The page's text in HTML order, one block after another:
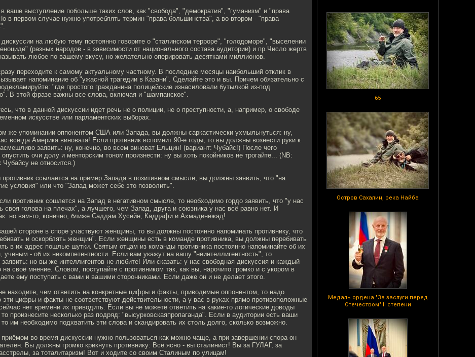
65
Остров Сахалин, река Найба
Медаль ордена "За заслуги перед
Отечеством" II степени
в ваше выступление побольше таких слов, как "свобода", "демократия", "гуманизм" и "права
в первом случае нужно употреблять термин "права большинства", а во втором - "права
на любую тему постоянно говорите о "сталинском терроре", "голодоморе", "выселении
(разных народов - в зависимости от национального состава аудитории) и пр.Число жертв
любое по вашему вкусу, но желательно оперировать десятками миллионов.
переходите к самому актуальному частному. В последние месяцы наибольший отклик в
напоминание об "ужасной трагедии в Казани". Сделайте это и вы. Причем обязательно с
"где простого гражданина полицейские изнасиловали бутылкой из-под
В этой фразе важны все слова, включая и "шампанское".
что в данной дискуссии идет речь не о полиции, не о преступности, а, например, о свободе
искусстве или парламентских выборах.
же упоминании оппонентом США или Запада, вы должны саркастически ухмыльнуться: ну,
всегда Америка виновата! Если противник вспомнит 90-е годы, то вы должны вознести руки к
заявить: ну, конечно, во всем виноват Ельцин! (вариант: Чубайс!) После чего
очи долу и менторским тоном произнести: ну вы хоть покойников не трогайте... (NB:
Чубайсу не относится.)
ссылается на пример Запада в позитивном смысле, вы должны заявить, что "на
условия" или что "Запад может себе это позволить".
противник сошлется на Запад в негативном смысле, то необходимо гордо заявить, что "у нас
своя голова на плечах", а лучшего, чем Запад, друга и союзника у нас всё равно нет. И
но вам-то, конечно, ближе Саддам Хусейн, Каддафи и Ахмадинежад!
стороне в споре участвуют женщины, то вы должны постоянно напоминать противнику, что
и оскорблять женщин". Если женщины есть в команде противника, вы должны перебивать
в их адрес пошлые шутки. Святым отцам из команды противника постоянно напоминайте об их
ученым - об их некомпетентности. Если вам укажут на вашу "неинтеллигентность", то
но вы же интеллигентов не любите! Или сказать: у нас свободная дискуссия и каждый
на своё мнение. Словом, поступайте с противником так, как вы, нарочито громко и с укором в
ему поступать с вами и вашими сторонниками. Если даже он и не делает этого.
находите, чем ответить на конкретные цифры и факты, приводимые оппонентом, то надо
эти цифры и факты не соответствуют действительности, а у вас в руках прямо противоположные
нет времени их приводить. Если вы не можете ответить на какие-то логические доводы
то произнесите несколько раз подряд: "высурковскаяпропаганда". Если в аудитории есть ваши
то им необходимо подхватить эти слова и скандировать их столь долго, сколько возможно.
во время дискуссии нужно пользоваться как можно чаще, а при завершении спора он
Вы должны громко крикнуть противнику: Всё ясно - вы сталинист! Вы за ГУЛАГ, за
за тоталитаризм! Вот и ходите со своим Сталиным по улицам!